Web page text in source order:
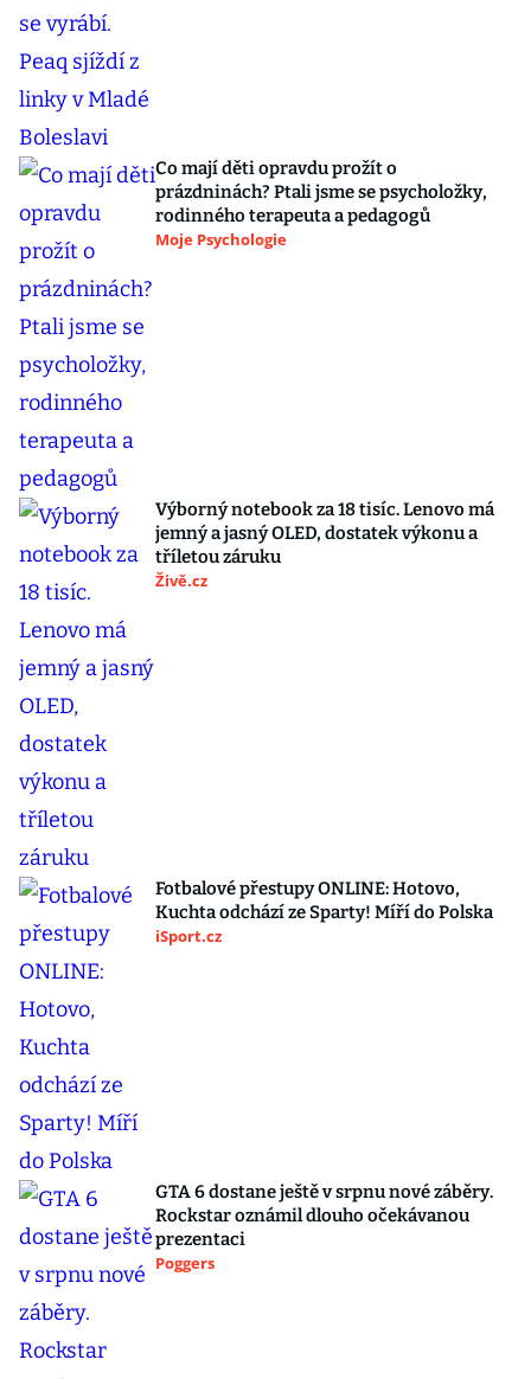
Co mají děti opravdu prožít o
prázdninách? Ptali jsme se psycholožky,
rodinného terapeuta a pedagogů
Moje Psychologie
Výborný notebook za 18 tisíc. Lenovo má
jemný a jasný OLED, dostatek výkonu a
tříletou záruku
Živě.cz
Fotbalové přestupy ONLINE: Hotovo,
Kuchta odchází ze Sparty! Míří do Polska
iSport.cz
GTA 6 dostane ještě v srpnu nové záběry.
Rockstar oznámil dlouho očekávanou
prezentaci
Poggers